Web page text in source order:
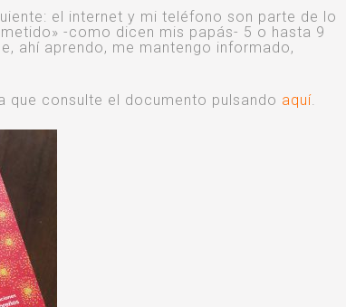
el internet y mi teléfono son parte de lo
-como dicen mis papás- 5 o hasta 9
ahí aprendo, me mantengo informado,
que consulte el documento pulsando aquí.